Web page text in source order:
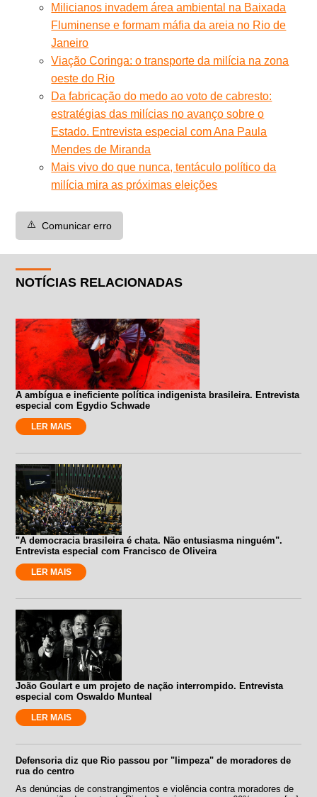
Milicianos invadem área ambiental na Baixada
Fluminense e formam máfia da areia no Rio de
Janeiro
Viação Coringa: o transporte da milícia na zona
oeste do Rio
Da fabricação do medo ao voto de cabresto:
estratégias das milícias no avanço sobre o
Estado. Entrevista especial com Ana Paula
Mendes de Miranda
Mais vivo do que nunca, tentáculo político da
milícia mira as próximas eleições
⚠️ Comunicar erro
NOTÍCIAS RELACIONADAS
A ambígua e ineficiente política indigenista brasileira. Entrevista
especial com Egydio Schwade
LER MAIS
"A democracia brasileira é chata. Não entusiasma ninguém".
Entrevista especial com Francisco de Oliveira
LER MAIS
João Goulart e um projeto de nação interrompido. Entrevista
especial com Oswaldo Munteal
LER MAIS
Defensoria diz que Rio passou por "limpeza" de moradores de
rua do centro
As denúncias de constrangimentos e violência contra moradores de